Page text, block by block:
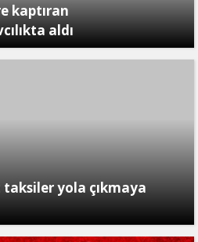
kaptıran
aldı
yola çıkmaya